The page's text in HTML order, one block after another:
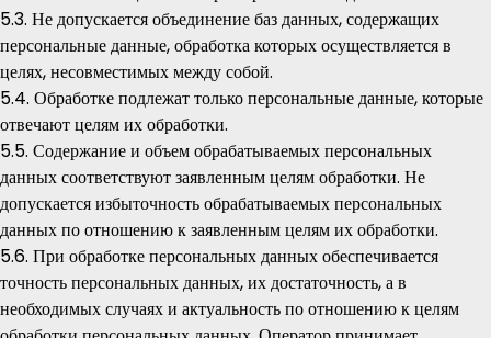
5.3. Не допускается объединение баз данных, содержащих
персональные данные, обработка которых осуществляется в
целях, несовместимых между собой.
5.4. Обработке подлежат только персональные данные, которые
отвечают целям их обработки.
5.5. Содержание и объем обрабатываемых персональных
данных соответствуют заявленным целям обработки. Не
допускается избыточность обрабатываемых персональных
данных по отношению к заявленным целям их обработки.
5.6. При обработке персональных данных обеспечивается
точность персональных данных, их достаточность, а в
необходимых случаях и актуальность по отношению к целям